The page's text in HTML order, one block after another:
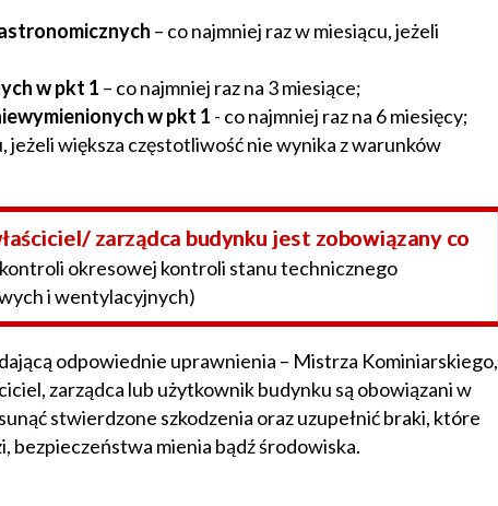
KOMUNIKACJA - ROZKŁADY JAZDY
GASTRONOMICZNA
GLINIANKI I KĄPIELISKA
SPORT
KULTURA
WAŻNE ADRESY
GAZETA MOJA ZIELONKA
OCHRONA POWIETRZA
ZDROWIE
OPIEKA NAD ZWIERZĘTAMI
BILET METROPOLITALNY
MIEJSKIE DOTACJE
CENTRUM AKTYWNOŚCI SENIORA
CYBERBEZPIECZEŃSTWO
CERTYFIKATY
HAŁAS NA S8
REMONTY SZKÓŁ I PRZEDSZKOLI
OŚWIETLENIE
DROGA WOJEWÓDZKA 634
REWITALIZACJA BAZARKU
SKATEPARK
II TUNEL
NAKŁADKI ASFALTOWE
BOCZNICA KOLEJOWA
– co najmniej raz w miesiącu, jeżeli
w pkt 1 – co najmniej raz na 3 miesiące;
w pkt 1 - co najmniej raz na 6 miesięcy;
jeżeli większa częstotliwość nie wynika z warunków
zarządca budynku jest zobowiązany co
okresowej kontroli stanu technicznego
i wentylacyjnych)
odpowiednie uprawnienia – Mistrza Kominiarskiego,
zarządca lub użytkownik budynku są obowiązani w
stwierdzone szkodzenia oraz uzupełnić braki, które
bezpieczeństwa mienia bądź środowiska.